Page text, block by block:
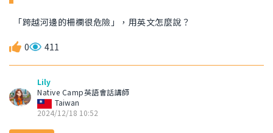
「跨越河邊的柵欄很危險」，用英文怎麼說？
0 411
Lily
Native Camp英語會話講師
Taiwan
2024/12/18 10:52